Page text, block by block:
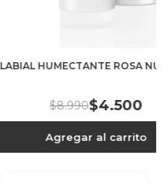
ROSA NUDE 3 g